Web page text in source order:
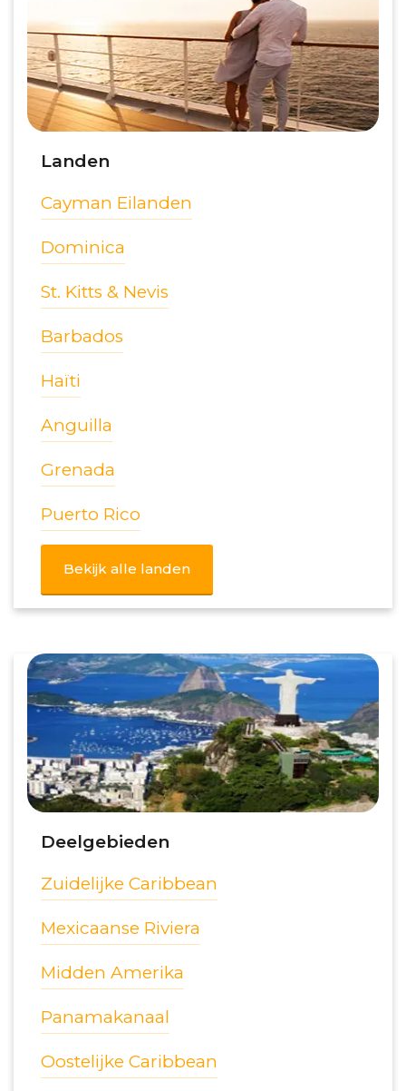
Landen
Cayman Eilanden
Dominica
St. Kitts & Nevis
Barbados
Haïti
Anguilla
Grenada
Puerto Rico
Bekijk alle landen
Deelgebieden
Zuidelijke Caribbean
Mexicaanse Riviera
Midden Amerika
Panamakanaal
Oostelijke Caribbean